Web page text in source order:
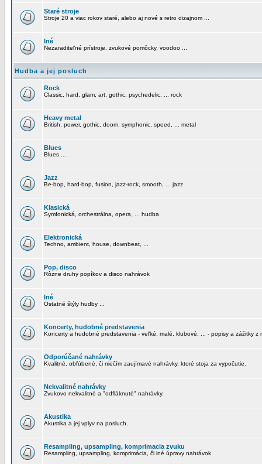
Staré stroje
Stroje 20 a viac rokov staré, alebo aj nové s retro dizajnom ...
Iné
Nezaraditeľné prístroje, zvukové pomôcky, voodoo ...
Hudba a jej posluch
Rock
Classic, hard, glam, art, gothic, psychedelic, ... rock
Heavy metal
British, power, gothic, doom, symphonic, speed, ... metal
Blues
Blues ...
Jazz
Be-bop, hard-bop, fusion, jazz-rock, smooth, ... jazz
Klasická
Symfonická, orchestrálna, opera, ... hudba
Elektronická
Techno, ambient, house, downbeat, ...
Pop, disco
Rôzne druhy popíkov a disco nahrávok
Iné
Ostatné štýly hudby ...
Koncerty, hudobné predstavenia
Koncerty a hudobné predstavenia - veľké, malé, klubové, ... - popisy a zážitky z
Odporúčané nahrávky
Kvalitné, obľúbené, či niečím zaujímavé nahrávky, ktoré stoja za vypočutie.
Nekvalitné nahrávky
Zvukovo nekvalitné a "odfláknuté" nahrávky.
Akustika
Akustika a jej vplyv na posluch.
Resampling, upsampling, komprimacia zvuku
Resampling, upsampling, komprimácia, či iné úpravy nahrávok